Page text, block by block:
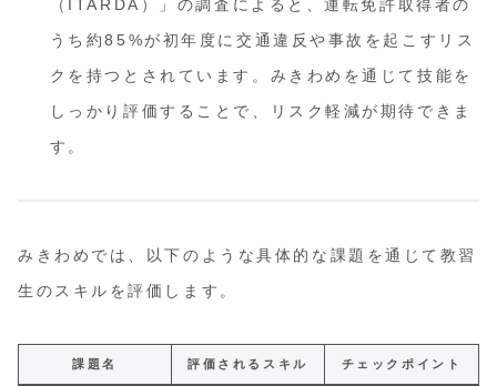
（ITARDA）」の調査によると、運転免許取得者の
うち約85%が初年度に交通違反や事故を起こすリス
クを持つとされています。みきわめを通じて技能を
しっかり評価することで、リスク軽減が期待できま
す。
みきわめでは、以下のような具体的な課題を通じて教習
生のスキルを評価します。
課題名 評価されるスキル チェックポイント